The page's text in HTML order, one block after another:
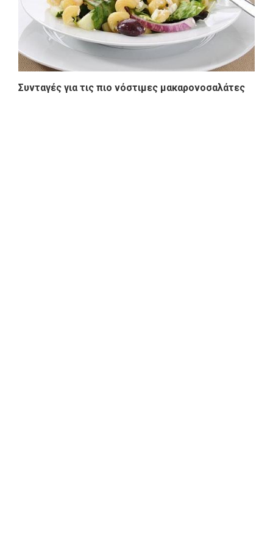
Συνταγές για τις πιο νόστιμες μακαρονοσαλάτες